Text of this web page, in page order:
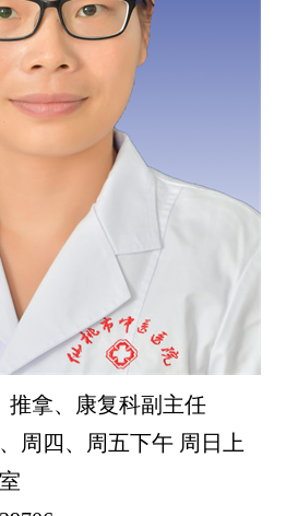
拿、康复科副主任
周四、周五下午 周日上